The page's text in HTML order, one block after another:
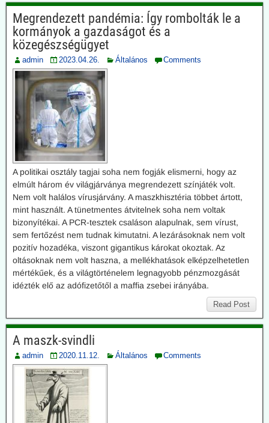
Megrendezett pandémia: Így rombolták le a
kormányok a gazdaságot és a
közegészségügyet
admin 2023.04.26. Általános Comments
A politikai osztály tagjai soha nem fogják elismerni, hogy az
elmúlt három év világjárványa megrendezett színjáték volt.
Nem volt halálos vírusjárvány. A maszkhisztéria többet ártott,
mint használt. A tünetmentes átvitelnek soha nem voltak
bizonyítékai. A PCR-tesztek csaláson alapulnak, sem vírust,
sem fertőzést nem tudnak kimutatni. A lezárásoknak nem volt
pozitív hozadéka, viszont gigantikus károkat okoztak. Az
oltásoknak nem volt haszna, a mellékhatások elképzelhetetlen
mértékűek, és a világtörténelem legnagyobb pénzmozgását
idézték elő az adófizetőtől a maffia zsebei irányába.
Read Post
A maszk-svindli
admin 2020.11.12. Általános Comments